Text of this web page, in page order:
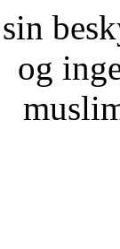
sin
og